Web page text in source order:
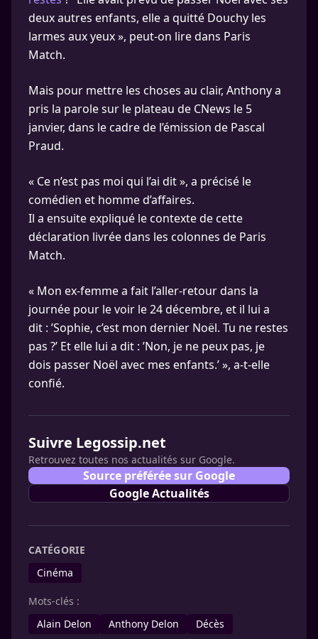
deux autres enfants, elle a quitté Douchy les
larmes aux yeux », peut-on lire dans Paris
Match.
Mais pour mettre les choses au clair, Anthony a
pris la parole sur le plateau de CNews le 5
janvier, dans le cadre de l’émission de Pascal
Praud.
« Ce n’est pas moi qui l’ai dit », a précisé le
comédien et homme d’affaires.
Il a ensuite expliqué le contexte de cette
déclaration livrée dans les colonnes de Paris
Match.
« Mon ex-femme a fait l’aller-retour dans la
journée pour le voir le 24 décembre, et il lui a
dit : ’Sophie, c’est mon dernier Noël. Tu ne restes
pas ?’ Et elle lui a dit : ’Non, je ne peux pas, je
dois passer Noël avec mes enfants.’ », a-t-elle
confié.
Suivre Legossip.net
Retrouvez toutes nos actualités sur Google.
Source préférée sur Google
Google Actualités
CATÉGORIE
Cinéma
Mots-clés :
Alain Delon
Anthony Delon Décès